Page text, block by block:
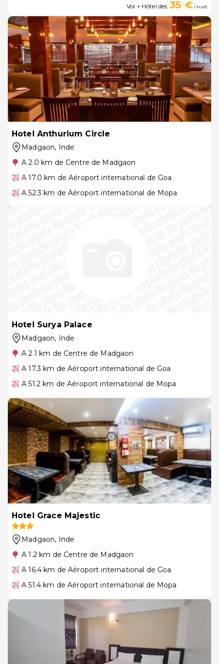
Vol + Hôtel dès 35 €/ nuit
Hotel Anthurium Circle
Madgaon, Inde
A 2.0 km de Centre de Madgaon
A 17.0 km de Aéroport international de Goa
A 52.3 km de Aéroport international de Mopa
Hotel Surya Palace
Madgaon, Inde
A 2.1 km de Centre de Madgaon
A 17.3 km de Aéroport international de Goa
A 51.2 km de Aéroport international de Mopa
Hotel Grace Majestic
Madgaon, Inde
A 1.2 km de Centre de Madgaon
A 16.4 km de Aéroport international de Goa
A 51.4 km de Aéroport international de Mopa